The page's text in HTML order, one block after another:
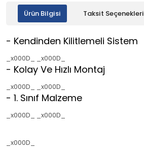
Ürün Bilgisi Taksit Seçenekleri
- Kendinden Kilitlemeli Sistem
_x000D_ _x000D_
- Kolay Ve Hızlı Montaj
_x000D_ _x000D_
- 1. Sınıf Malzeme
_x000D_ _x000D_
_x000D_